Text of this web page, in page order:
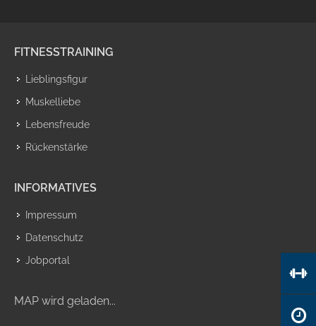
FITNESSTRAINING
Lieblingsfigur
Muskelliebe
Lebensfreude
Rückenstärke
INFORMATIVES
Impressum
Datenschutz
Jobportal
MAP wird geladen...